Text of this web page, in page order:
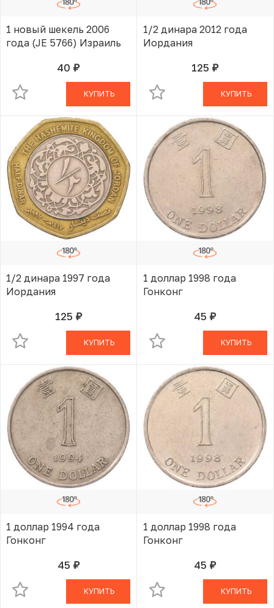
1 новый шекель 2006
года (JE 5766) Израиль
40 руб.В КОРЗИНЕ
КУПИТЬ
1/2 динара 2012 года
Иордания
125 руб.В КОРЗИНЕ
КУПИТЬ
1/2 динара 1997 года
Иордания
125 руб.В КОРЗИНЕ
КУПИТЬ
1 доллар 1998 года
Гонконг
45 руб.В КОРЗИНЕ
КУПИТЬ
1 доллар 1994 года
Гонконг
45 руб.В КОРЗИНЕ
КУПИТЬ
1 доллар 1998 года
Гонконг
45 руб.В КОРЗИНЕ
КУПИТЬ